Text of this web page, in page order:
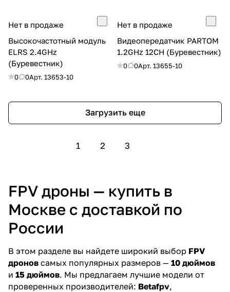
Нет в продаже
Высокочастотный модуль
ELRS 2.4GHz
(Буревестник)
0 0Арт. 13653-10
Нет в продаже
Видеопередатчик PARTOM
1.2GHz 12CH (Буревестник)
0 0Арт. 13655-10
Загрузить еще
1 2 3
FPV дроны — купить в
Москве с доставкой по
России
В этом разделе вы найдете широкий выбор FPV
дронов самых популярных размеров — 10 дюймов
и 15 дюймов. Мы предлагаем лучшие модели от
проверенных производителей: Betafpv,